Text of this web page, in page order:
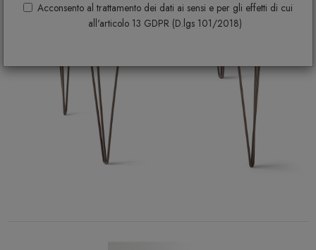
Acconsento al trattamento dei dati ai sensi e per gli effetti di cui
all'articolo 13 GDPR (D.lgs 101/2018)